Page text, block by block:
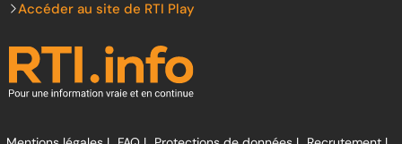
Accéder au site de RTI Play